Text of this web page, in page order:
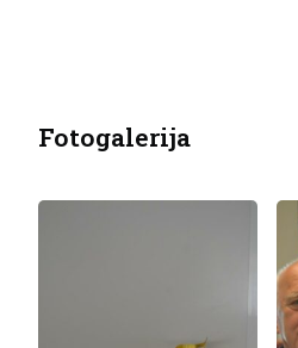
Fotogalerija